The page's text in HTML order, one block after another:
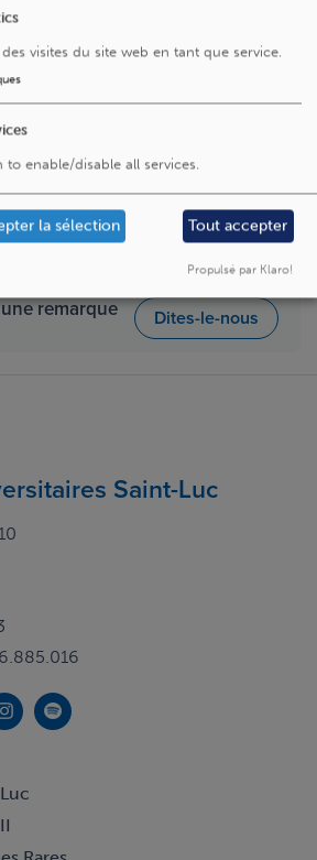
sont discutées et le point de
Au terme de cette réunion,
est rédigé.
ou demande de CADE, vous
à l’adresse suivante :
.
remarque Dites-le-nous
Saint-Luc
visites du site web en tant que service.
to enable/disable all services.
la sélection Tout accepter
Propulsé par Klaro!